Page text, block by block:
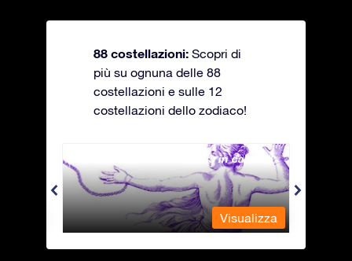
88 costellazioni: Scopri di
più su ognuna delle 88
costellazioni e sulle 12
costellazioni dello zodiaco!
Andromeda - La fanciulla in catene
Visualizza